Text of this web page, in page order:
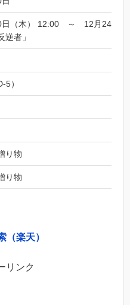
日（木） 12:00 ～ 12月24日（
逆者」
5）
り物
り物
（楽天）
リンク